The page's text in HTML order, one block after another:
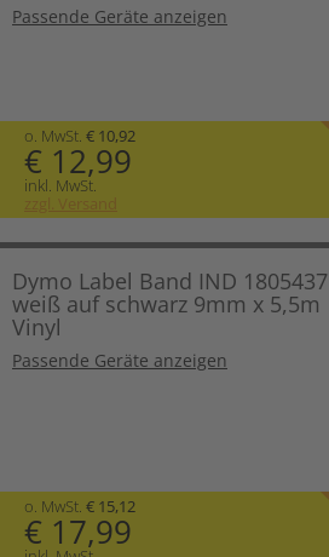
Passende Geräte anzeigen
o. MwSt. € 10,92
€ 12,99
inkl. MwSt.
zzgl. Versand
Dymo Label Band IND 1805437
weiß auf schwarz 9mm x 5,5m
Vinyl
Passende Geräte anzeigen
o. MwSt. € 15,12
€ 17,99